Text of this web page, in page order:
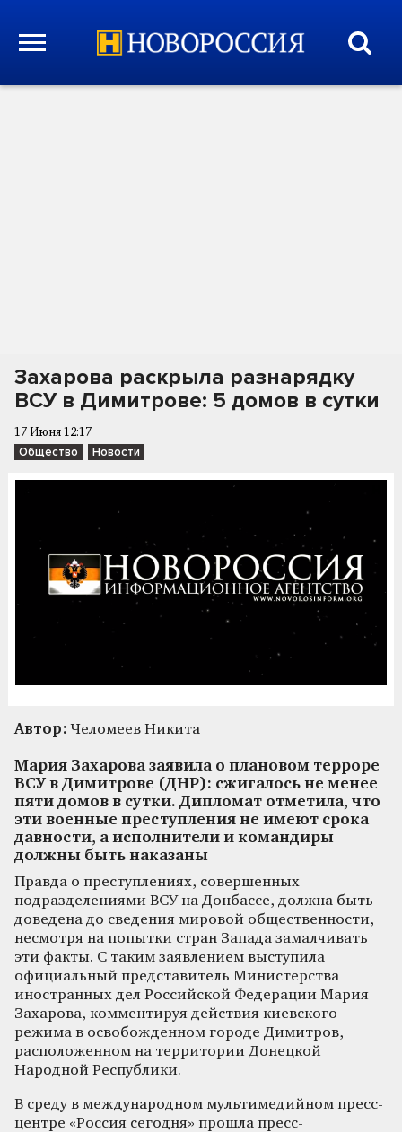
Захарова раскрыла разнарядку
ВСУ в Димитрове: 5 домов в сутки
17 Июня 12:17
Общество Новости
Автор: Челомеев Никита
Мария Захарова заявила о плановом терроре
ВСУ в Димитрове (ДНР): сжигалось не менее
пяти домов в сутки. Дипломат отметила, что
эти военные преступления не имеют срока
давности, а исполнители и командиры
должны быть наказаны
Правда о преступлениях, совершенных
подразделениями ВСУ на Донбассе, должна быть
доведена до сведения мировой общественности,
несмотря на попытки стран Запада замалчивать
эти факты. С таким заявлением выступила
официальный представитель Министерства
иностранных дел Российской Федерации Мария
Захарова, комментируя действия киевского
режима в освобожденном городе Димитров,
расположенном на территории Донецкой
Народной Республики.
В среду в международном мультимедийном пресс-
центре «Россия сегодня» прошла пресс-